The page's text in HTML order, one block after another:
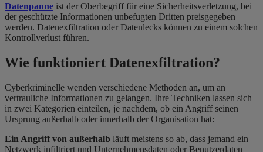
Datenpanne ist der Oberbegriff für eine Sicherheitsverletzung, bei
der geschützte Informationen unbefugten Dritten preisgegeben
werden. Datenexfiltration oder Datenlecks können zu einem solchen
Kontrollverlust führen.
Wie funktioniert Datenexfiltration?
Cyberkriminelle wenden verschiedene Methoden an, um an
vertrauliche Informationen zu gelangen. Ihre Techniken lassen sich
in zwei Kategorien einteilen, je nachdem, ob ein Angriff seinen
Ursprung außerhalb oder innerhalb der Organisation hat:
Ein Angriff von außerhalb läuft meistens so ab, dass jemand ein
Netzwerk infiltriert und Unternehmensdaten oder Benutzerdaten